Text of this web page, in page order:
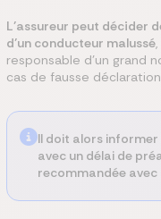
L’assureur peut décider
d’un conducteur malussé
responsable d’un grand
cas de fausse
Il doit alors informer
avec un délai de
recommandée